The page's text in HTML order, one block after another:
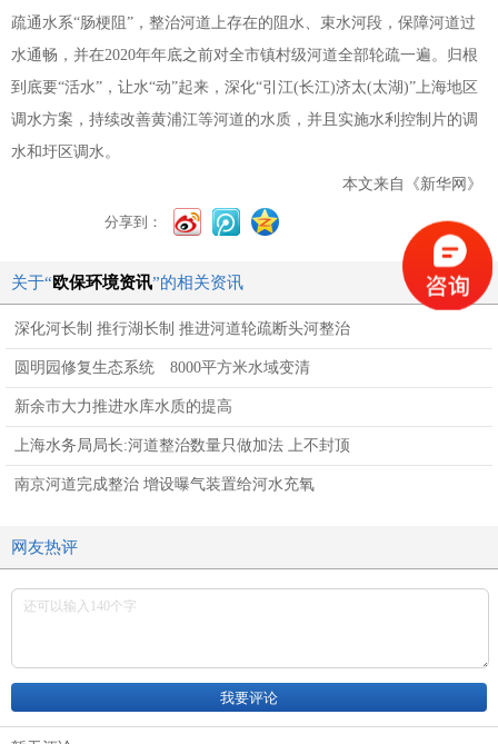
疏通水系“肠梗阻 ” ，整治河道上存在的阻水、束水河段，保障河道过
水通畅，并在2020年年底之前对全市镇村级河道全部轮疏一遍。归根
到底要“活水” ，让水“动”起来，深化“引江(长江)济太(太湖)”上海地区
调水方案，持续改善黄浦江等河道的水质，并且实施水利控制片的调
水和圩区调水。
本文来自《新华网》
分享到：
关于“欧保环境资讯”的相关资讯
深化河长制 推行湖长制 推进河道轮疏断头河整治
圆明园修复生态系统 8000平方米水域变清
新余市大力推进水库水质的提高
上海水务局局长:河道整治数量只做加法 上不封顶
南京河道完成整治 增设曝气装置给河水充氧
网友热评